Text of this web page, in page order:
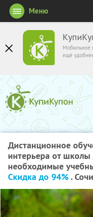
Мобильное
ещё
Меню
Дистанционное
интерьера от
необходимые
Скидка до 94%. Сочи